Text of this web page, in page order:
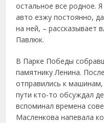
остальное все родное.
авто езжу постоянно,
на ней, – рассказывает
Павлюк.
В Парке Победы
памятнику Ленина.
отправились к
пути кто-то обсуждал
вспоминал времена
Масленкова напевала